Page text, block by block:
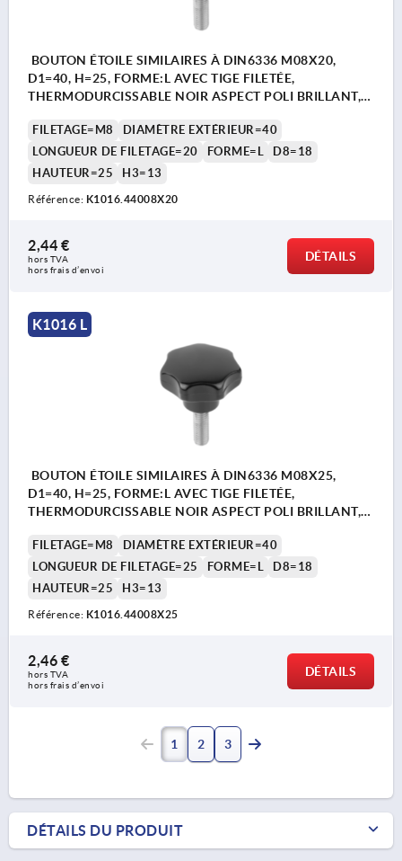
BOUTON ÉTOILE SIMILAIRES À DIN6336 M08X20,
D1=40, H=25, FORME:L AVEC TIGE FILETÉE,
THERMODURCISSABLE NOIR ASPECT POLI BRILLANT,
FILETAGE=M8
DIAMÈTRE EXTÉRIEUR=40
LONGUEUR DE FILETAGE=20
FORME=L
D8=18
HAUTEUR=25
H3=13
Référence: K1016.44008X20
2,44 €
hors TVA
hors frais d’envoi
DÉTAILS
K1016 L
BOUTON ÉTOILE SIMILAIRES À DIN6336 M08X25,
D1=40, H=25, FORME:L AVEC TIGE FILETÉE,
THERMODURCISSABLE NOIR ASPECT POLI BRILLANT,
FILETAGE=M8
DIAMÈTRE EXTÉRIEUR=40
LONGUEUR DE FILETAGE=25
FORME=L
D8=18
HAUTEUR=25
H3=13
Référence: K1016.44008X25
2,46 €
hors TVA
hors frais d’envoi
DÉTAILS
1 2 3
DÉTAILS DU PRODUIT